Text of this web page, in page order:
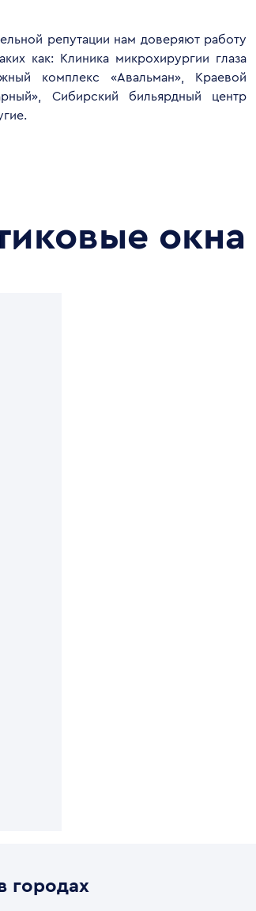
репутации нам доверяют работу
как: Клиника микрохирургии глаза
комплекс «Авальман», Краевой
Сибирский бильярдный центр
окна
городах